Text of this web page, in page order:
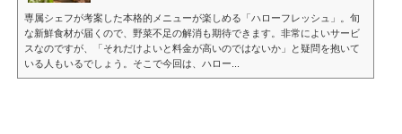
専属シェフが考案した本格的メニューが楽しめる「ハローフレッシュ」。旬
な新鮮食材が届くので、野菜不足の解消も期待できます。非常によいサービ
スなのですが、「それだけよいと料金が高いのではないか」と疑問を抱いて
いる人もいるでしょう。そこで今回は、ハロー...